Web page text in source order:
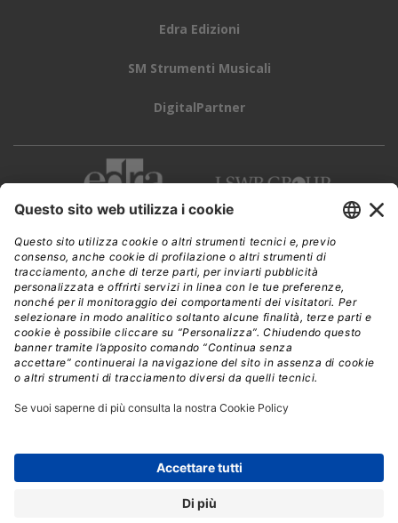
Edra Edizioni
SM Strumenti Musicali
DigitalPartner
CWI è una testata giornalistica diEdra Edizioni s.r.l.
Direzione, amministrazione, redazione, pubblicità
Viale Enrico Forlanini 21 - 20134 Milano
Tel. +39 02 881841
C.F./P IVA 13002100157
www.edraedizioni.it|Privacy
Follow Us